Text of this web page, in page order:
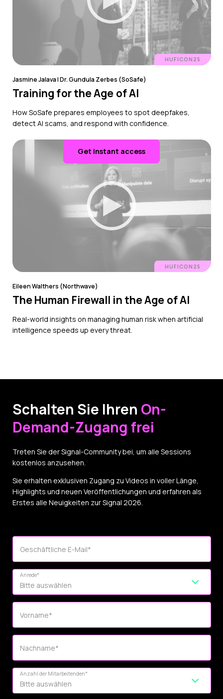
HUFICON25
Jasmine Jalava | Dr. Gundula Zerbes (SoSafe)
Training for the Age of AI
How SoSafe prepares employees to spot deepfakes,
detect AI scams, and respond with confidence.
HUFICON25
Eileen Walthers (Northwave)
The Human Firewall in the Age of AI
Real-world insights on managing human risk when artificial
intelligence speeds up every threat.
Get instant access
Schalten Sie Ihren On-
Demand-Zugang frei
Treten Sie der Signal-Community bei, um alle Sessions
kostenlos anzusehen.
Sie erhalten exklusiven Zugang zu Videos in voller Länge,
Highlights und neuen Veröffentlichungen und erfahren als
Erstes alle Neuigkeiten zur Signal 2026.
Geschäftliche E-Mail*
Anrede*
Vorname*
Nachname*
Anzahl der Mitarbeitenden*